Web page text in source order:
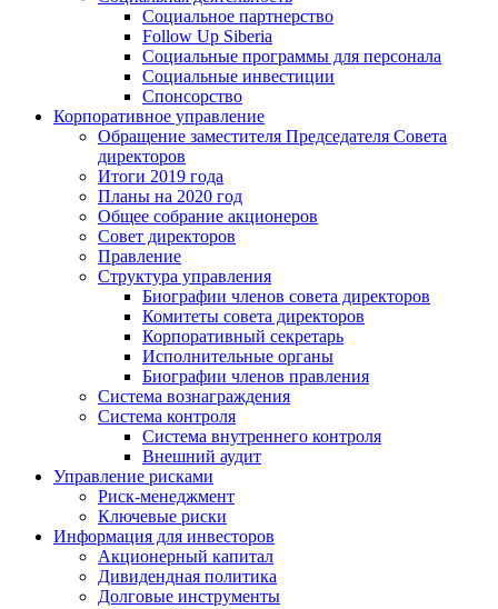
Социальное партнерство
Follow Up Siberia
Социальные программы для персонала
Социальные инвестиции
Спонсорство
Корпоративное управление
Обращение заместителя Председателя Совета
директоров
Итоги 2019 года
Планы на 2020 год
Общее собрание акционеров
Совет директоров
Правление
Структура управления
Биографии членов совета директоров
Комитеты совета директоров
Корпоративный секретарь
Исполнительные органы
Биографии членов правления
Система вознаграждения
Система контроля
Система внутреннего контроля
Внешний аудит
Управление рисками
Риск-менеджмент
Ключевые риски
Информация для инвесторов
Акционерный капитал
Дивидендная политика
Долговые инструменты